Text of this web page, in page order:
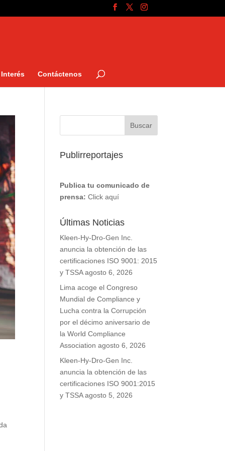
Contáctenos
Publirreportajes
Publica tu comunicado de
prensa: Click aquí
Últimas Noticias
Kleen-Hy-Dro-Gen Inc.
anuncia la obtención de las
certificaciones ISO 9001: 2015
y TSSA agosto 6, 2026
Lima acoge el Congreso
Mundial de Compliance y
Lucha contra la Corrupción
por el décimo aniversario de
la World Compliance
Association agosto 6, 2026
Kleen-Hy-Dro-Gen Inc.
anuncia la obtención de las
certificaciones ISO 9001:2015
y TSSA agosto 5, 2026